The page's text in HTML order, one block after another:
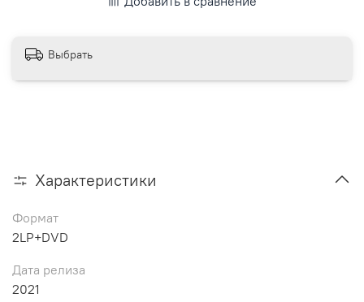
Выбрать
Характеристики
Формат
2LP+DVD
Дата релиза
2021